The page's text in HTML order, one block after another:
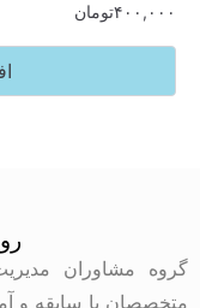
تومان
افزودن به
رویکرد
مدیریت منابع
با سابقه و آموزش